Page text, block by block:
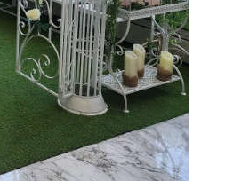
오펠리스 스토리
Ofelis Story